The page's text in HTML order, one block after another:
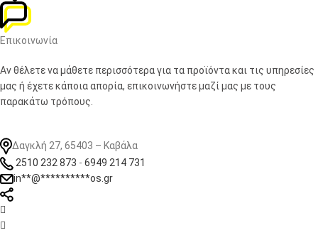
Επικοινωνία
Αν θέλετε να μάθετε περισσότερα για τα προϊόντα και τις υπηρεσίες
μας ή έχετε κάποια απορία, επικοινωνήστε μαζί μας με τους
παρακάτω τρόπους.
Δαγκλή 27, 65403 – Καβάλα
2510 232 873 - 6949 214 731
in**@**********os.gr

